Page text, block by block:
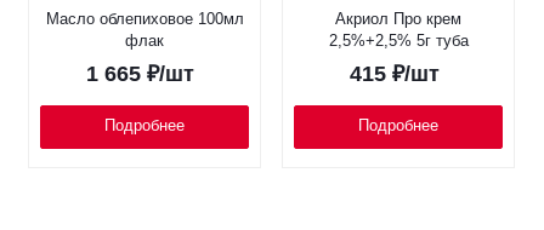
Масло облепиховое 100мл
флак
1 665 ₽/шт
Подробнее
Акриол Про крем
2,5%+2,5% 5г туба
415₽/шт
Подробнее